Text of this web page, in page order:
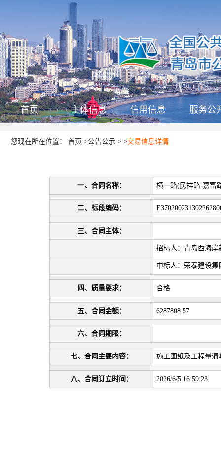
首页 主体信息 信用信息 服务公
您现在所在位置： 首页 >公告公示 > >交易信息详情
一、合同名称： 横一路(民祥路-嘉富
二、标段编码：
三、合同主体：
招标人：青岛西海岸
中标人：荣泰建设集
四、质量要求： 合格
五、合同金额： 6287808.57
六、合同期限：
七、合同主要内容： 施工图纸及工程量
八、合同订立时间： 2026/6/5 16:59:23